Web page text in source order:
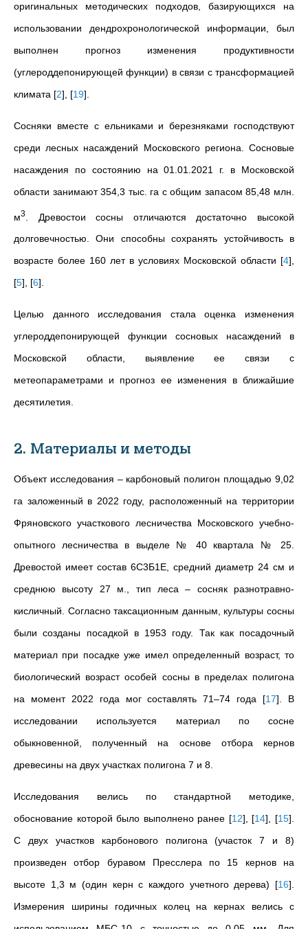
оригинальных методических подходов, базирующихся на
использовании дендрохронологической информации, был
выполнен прогноз изменения продуктивности
(углероддепонирующей функции) в связи с трансформацией
климата [2] [19]
Сосняки вместе с ельниками и березняками господствуют
среди лесных насаждений Московского региона. Сосновые
насаждения по состоянию на 01.01.2021 г. в Московской
области занимают 354,3 тыс. га с общим запасом 85,48 млн.
м3
. Древостои сосны отличаются достаточно высокой
долговечностью. Они способны сохранять устойчивость в
возрасте более 160 лет в условиях Московской области [4],
[5], [6].
Целью данного исследования стала оценка изменения
углероддепонирующей функции сосновых насаждений в
Московской области, выявление ее связи с
метеопараметрами и прогноз ее изменения в ближайшие
десятилетия.
2. Материалы и методы
Объект исследования – карбоновый полигон площадью 9,02
га заложенный в 2022 году, расположенный на территории
Фряновского участкового лесничества Московского учебно-
опытного лесничества в выделе № 40 квартала № 25.
Древостой имеет состав 6С3Б1Е, средний диаметр 24 см и
среднюю высоту 27 м., тип леса – сосняк разнотравно-
кисличный. Согласно таксационным данным, культуры сосны
были созданы посадкой в 1953 году. Так как посадочный
материал при посадке уже имел определенный возраст, то
биологический возраст особей сосны в пределах полигона
на момент 2022 года мог составлять 71–74 года [17]. В
исследовании используется материал по сосне
обыкновенной, полученный на основе отбора кернов
древесины на двух участках полигона 7 и 8.
Исследования велись по стандартной методике,
обоснование которой было выполнено ранее [12], [14], [15].
С двух участков карбонового полигона (участок 7 и 8)
произведен отбор буравом Пресслера по 15 кернов на
высоте 1,3 м (один керн с каждого учетного дерева) [16].
Измерения ширины годичных колец на кернах велись с